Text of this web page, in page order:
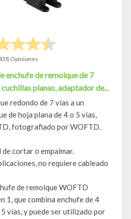
Opiniones
enchufe de remolque de 7
planas, adaptador de...
redondo de 7 vías a un
de hoja plana de 4 o 5 vías,
fotografiado por WOFTD.
de cortar o empalmar.
no requiere cableado
de remolque WOFTD
1, que combina enchufe de 4
vías, y puede ser utilizado por